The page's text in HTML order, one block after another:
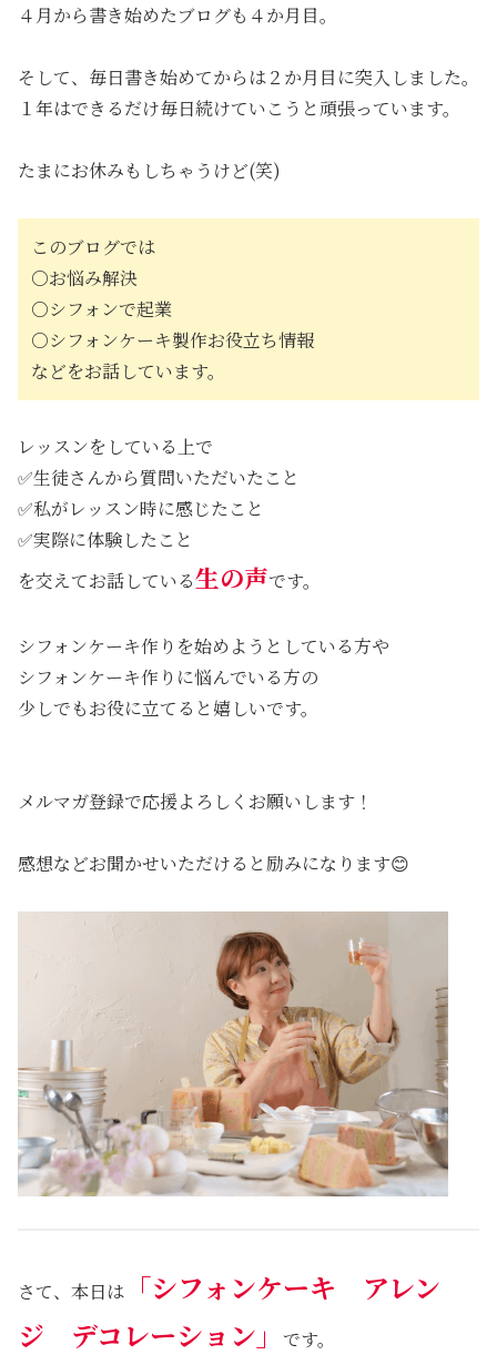
４月から書き始めたブログも４か月目。
そして、毎日書き始めてからは２か月目に突入しました。
１年はできるだけ毎日続けていこうと頑張っています。
たまにお休みもしちゃうけど(笑)
このブログでは
○お悩み解決
○シフォンで起業
○シフォンケーキ製作お役立ち情報
などをお話しています。
レッスンをしている上で
✅生徒さんから質問いただいたこと
✅私がレッスン時に感じたこと
✅実際に体験したこと
を交えてお話している生の声です。
シフォンケーキ作りを始めようとしている方や
シフォンケーキ作りに悩んでいる方の
少しでもお役に立てると嬉しいです。
メルマガ登録で応援よろしくお願いします！
感想などお聞かせいただけると励みになります😊
さて、本日は
「シフォンケーキ アレン
ジ デコレーション」
です。